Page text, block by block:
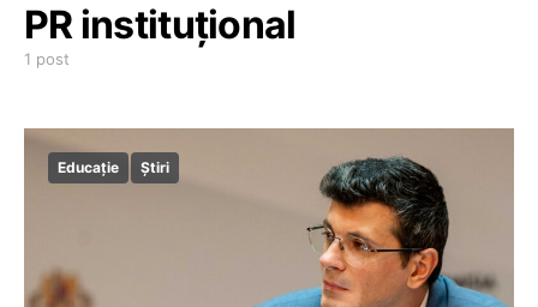
PR instituțional
1 post
Educație Știri